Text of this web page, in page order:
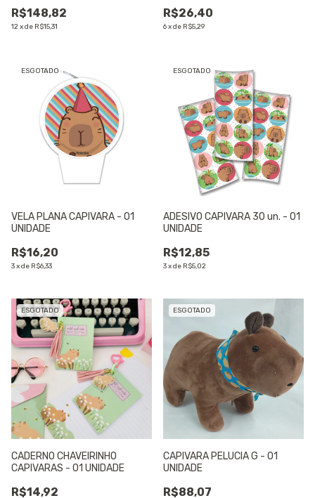
R$148,82
12xde R$15,31
R$26,40
6xde R$5,29
ESGOTADO
VELA PLANA CAPIVARA - 01
UNIDADE
R$16,20
3xde R$6,33
ESGOTADO
ADESIVO CAPIVARA 30 un. - 01
UNIDADE
R$12,85
3xde R$5,02
ESGOTADO
CADERNO CHAVEIRINHO
CAPIVARAS - 01 UNIDADE
R$14,92
ESGOTADO
CAPIVARA PELUCIA G - 01
UNIDADE
R$88,07